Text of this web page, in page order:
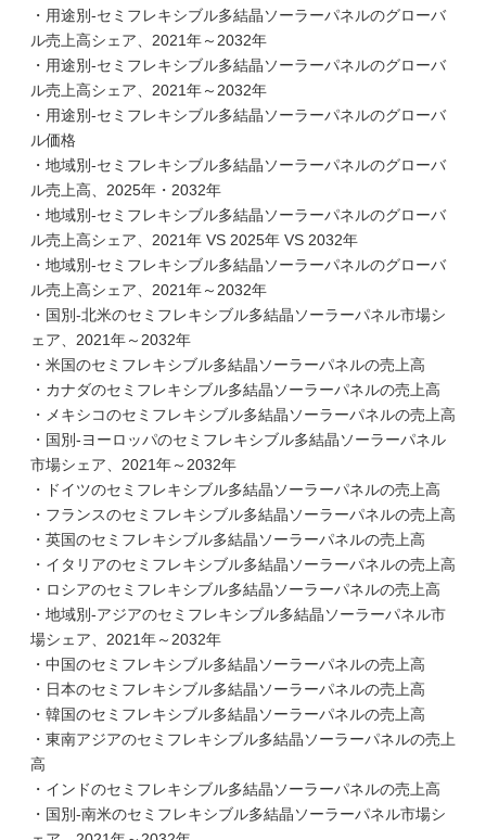
・用途別-セミフレキシブル多結晶ソーラーパネルのグローバ
ル売上高シェア、2021年～2032年
・用途別-セミフレキシブル多結晶ソーラーパネルのグローバ
ル売上高シェア、2021年～2032年
・用途別-セミフレキシブル多結晶ソーラーパネルのグローバ
ル価格
・地域別-セミフレキシブル多結晶ソーラーパネルのグローバ
ル売上高、2025年・2032年
・地域別-セミフレキシブル多結晶ソーラーパネルのグローバ
ル売上高シェア、2021年 VS 2025年 VS 2032年
・地域別-セミフレキシブル多結晶ソーラーパネルのグローバ
ル売上高シェア、2021年～2032年
・国別-北米のセミフレキシブル多結晶ソーラーパネル市場シ
ェア、2021年～2032年
・米国のセミフレキシブル多結晶ソーラーパネルの売上高
・カナダのセミフレキシブル多結晶ソーラーパネルの売上高
・メキシコのセミフレキシブル多結晶ソーラーパネルの売上高
・国別-ヨーロッパのセミフレキシブル多結晶ソーラーパネル
市場シェア、2021年～2032年
・ドイツのセミフレキシブル多結晶ソーラーパネルの売上高
・フランスのセミフレキシブル多結晶ソーラーパネルの売上高
・英国のセミフレキシブル多結晶ソーラーパネルの売上高
・イタリアのセミフレキシブル多結晶ソーラーパネルの売上高
・ロシアのセミフレキシブル多結晶ソーラーパネルの売上高
・地域別-アジアのセミフレキシブル多結晶ソーラーパネル市
場シェア、2021年～2032年
・中国のセミフレキシブル多結晶ソーラーパネルの売上高
・日本のセミフレキシブル多結晶ソーラーパネルの売上高
・韓国のセミフレキシブル多結晶ソーラーパネルの売上高
・東南アジアのセミフレキシブル多結晶ソーラーパネルの売上
高
・インドのセミフレキシブル多結晶ソーラーパネルの売上高
・国別-南米のセミフレキシブル多結晶ソーラーパネル市場シ